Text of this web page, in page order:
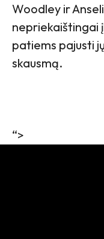
Woodley ir
nepriekaištingai
patiems pajusti
skausmą.
“>